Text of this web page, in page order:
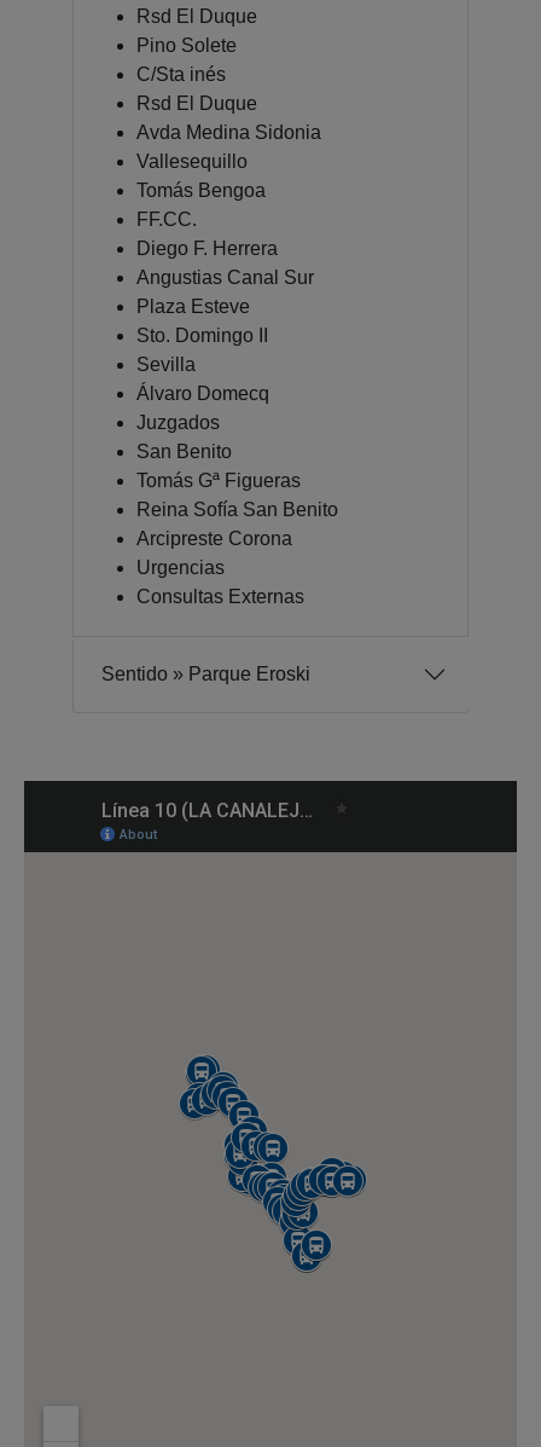
Rsd El Duque
Pino Solete
C/Sta inés
Rsd El Duque
Avda Medina Sidonia
Vallesequillo
Tomás Bengoa
FF.CC.
Diego F. Herrera
Angustias Canal Sur
Plaza Esteve
Sto. Domingo II
Sevilla
Álvaro Domecq
Juzgados
San Benito
Tomás Gª Figueras
Reina Sofía San Benito
Arcipreste Corona
Urgencias
Consultas Externas
Sentido » Parque Eroski